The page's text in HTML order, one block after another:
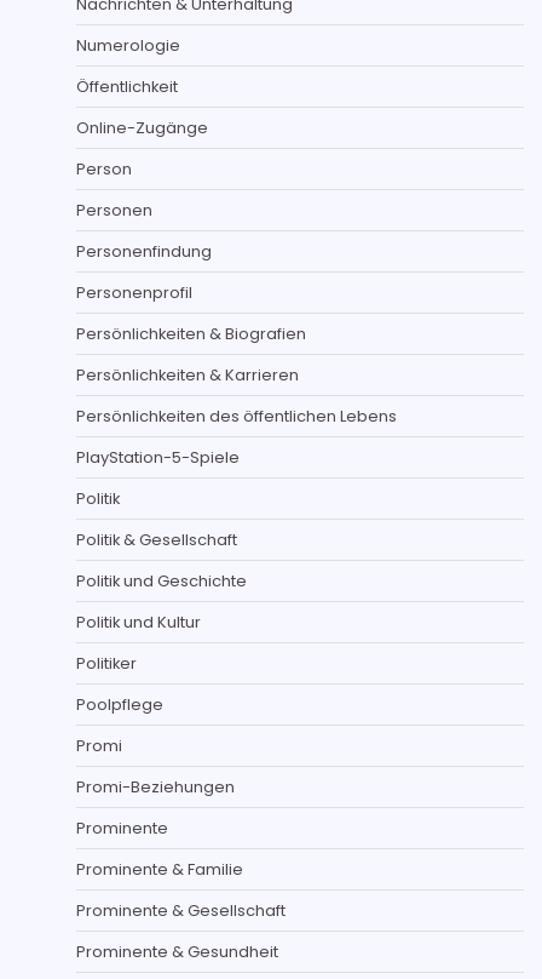
Numerologie
Öffentlichkeit
Online-Zugänge
Person
Personen
Personenfindung
Personenprofil
Persönlichkeiten & Biografien
Persönlichkeiten & Karrieren
Persönlichkeiten des öffentlichen Lebens
PlayStation-5-Spiele
Politik
Politik & Gesellschaft
Politik und Geschichte
Politik und Kultur
Politiker
Poolpflege
Promi
Promi-Beziehungen
Prominente
Prominente & Familie
Prominente & Gesellschaft
Prominente & Gesundheit